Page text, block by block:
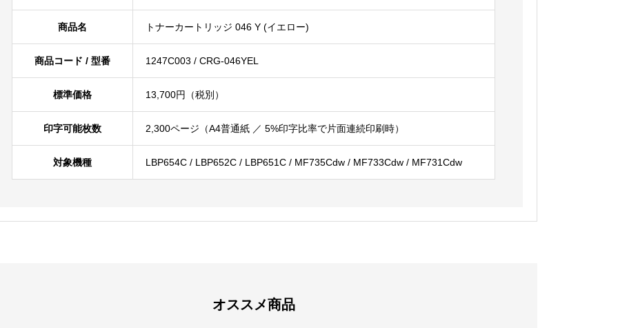
商品名 トナーカートリッジ 046 Y (イエロー)
商品コード / 型番 1247C003 / CRG-046YEL
標準価格 13,700円（税別）
印字可能枚数 2,300ページ（A4普通紙 ／ 5%印字比率で片面連続印刷時）
対象機種 LBP654C / LBP652C / LBP651C / MF735Cdw / MF733Cdw / MF731Cdw
オススメ商品